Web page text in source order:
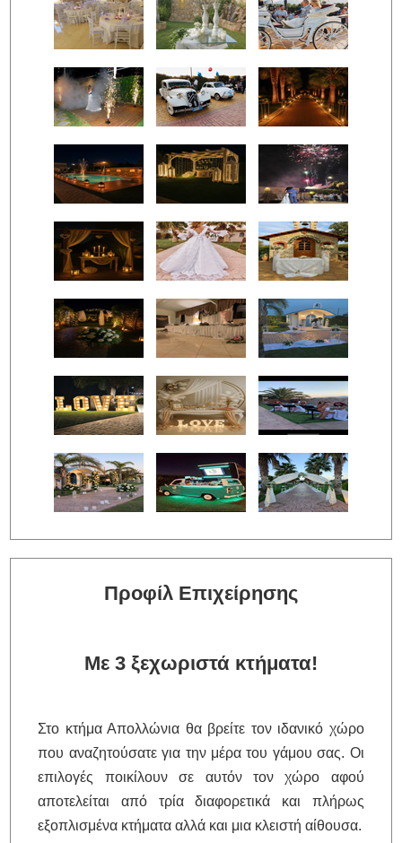
Προφίλ Επιχείρησης
Με 3 ξεχωριστά κτήματα!
Στο κτήμα Απολλώνια θα βρείτε τον ιδανικό χώρο
που αναζητούσατε για την μέρα του γάμου σας. Οι
επιλογές ποικίλουν σε αυτόν τον χώρο αφού
αποτελείται από τρία διαφορετικά και πλήρως
εξοπλισμένα κτήματα αλλά και μια κλειστή αίθουσα.